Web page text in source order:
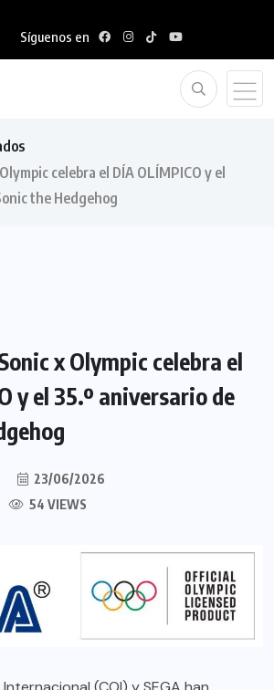
Síguenos en
celebra el DÍA OLÍMPICO y el
the Hedgehog
x Olympic celebra el
y el 35.º aniversario de
23/06/2026
54 VIEWS